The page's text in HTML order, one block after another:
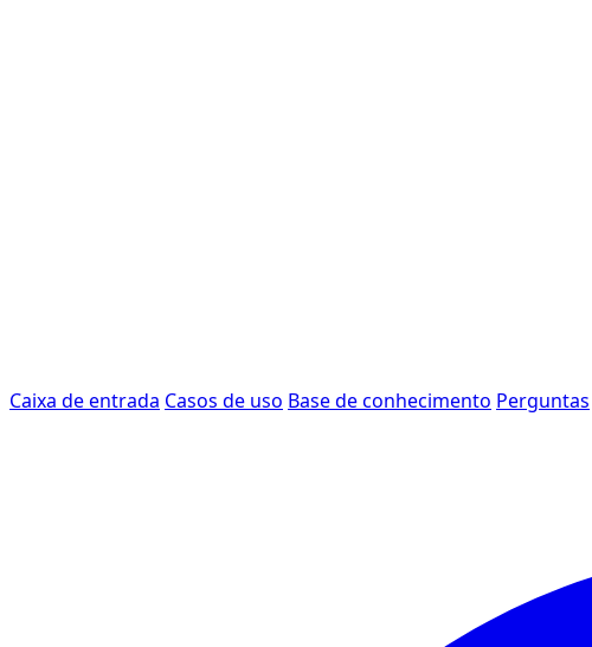
Caixa de entrada Casos de uso Base de conhecimento Perguntas